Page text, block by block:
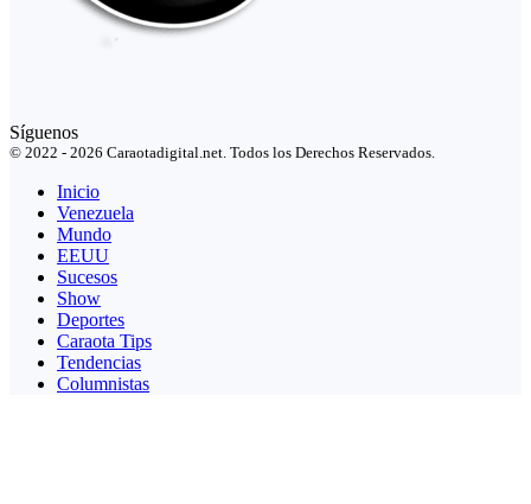
Síguenos
© 2022 - 2026 Caraotadigital.net. Todos los Derechos Reservados.
Inicio
Venezuela
Mundo
EEUU
Sucesos
Show
Deportes
Caraota Tips
Tendencias
Columnistas